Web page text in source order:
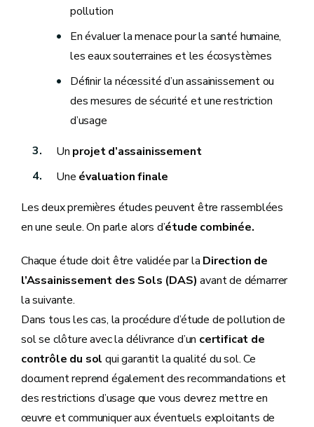
pollution
En évaluer la menace pour la santé humaine,
les eaux souterraines et les écosystèmes
Définir la nécessité d’un assainissement ou
des mesures de sécurité et une restriction
d’usage
Un projet d’assainissement
Une évaluation finale
Les deux premières études peuvent être rassemblées
en une seule. On parle alors d’étude combinée.
Chaque étude doit être validée par la Direction de
l’Assainissement des Sols (DAS) avant de démarrer
la suivante.
Dans tous les cas, la procédure d’étude de pollution de
sol se clôture avec la délivrance d’un certificat de
contrôle du solqui garantit la qualité du sol. Ce
document reprend également des recommandations et
des restrictions d’usage que vous devrez mettre en
œuvre et communiquer aux éventuels exploitants de